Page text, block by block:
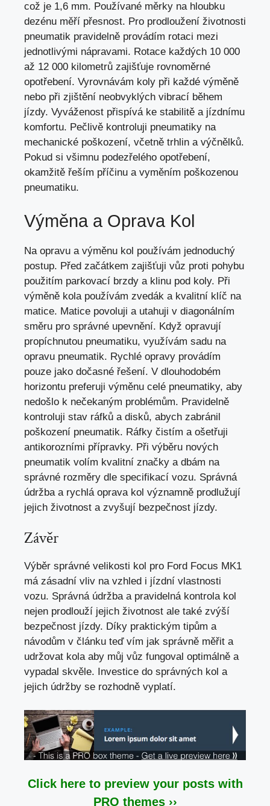
což je 1,6 mm. Používané měrky na hloubku
dezénu měří přesnost. Pro prodloužení životnosti
pneumatik pravidelně provádím rotaci mezi
jednotlivými nápravami. Rotace každých 10 000
až 12 000 kilometrů zajišťuje rovnoměrné
opotřebení. Vyrovnávám koly při každé výměně
nebo při zjištění neobvyklých vibrací během
jízdy. Vyváženost přispívá ke stabilitě a jízdnímu
komfortu. Pečlivě kontroluji pneumatiky na
mechanické poškození, včetně trhlin a výčnělků.
Pokud si všimnu podezřelého opotřebení,
okamžitě řeším příčinu a vyměním poškozenou
pneumatiku.
Výměna a Oprava Kol
Na opravu a výměnu kol používám jednoduchý
postup. Před začátkem zajišťuji vůz proti pohybu
použitím parkovací brzdy a klinu pod koly. Při
výměně kola používám zvedák a kvalitní klíč na
matice. Matice povoluji a utahuji v diagonálním
směru pro správné upevnění. Když opravují
propíchnutou pneumatiku, využívám sadu na
opravu pneumatik. Rychlé opravy provádím
pouze jako dočasné řešení. V dlouhodobém
horizontu preferuji výměnu celé pneumatiky, aby
nedošlo k nečekaným problémům. Pravidelně
kontroluji stav ráfků a disků, abych zabránil
poškození pneumatik. Ráfky čistím a ošetřuji
antikorozními přípravky. Při výběru nových
pneumatik volím kvalitní značky a dbám na
správné rozměry dle specifikací vozu. Správná
údržba a rychlá oprava kol významně prodlužují
jejich životnost a zvyšují bezpečnost jízdy.
Závěr
Výběr správné velikosti kol pro Ford Focus MK1
má zásadní vliv na vzhled i jízdní vlastnosti
vozu. Správná údržba a pravidelná kontrola kol
nejen prodlouží jejich životnost ale také zvýší
bezpečnost jízdy. Díky praktickým tipům a
návodům v článku teď vím jak správně měřit a
udržovat kola aby můj vůz fungoval optimálně a
vypadal skvěle. Investice do správných kol a
jejich údržby se rozhodně vyplatí.
Click here to preview your posts with
PRO themes ››